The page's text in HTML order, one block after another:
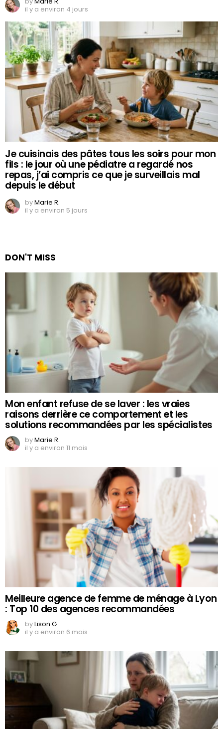
il y a environ 4 jours
Je cuisinais des pâtes tous les soirs pour mon
fils : le jour où une pédiatre a regardé nos
repas, j’ai compris ce que je surveillais mal
depuis le début
byMarie R.
il y a environ 5 jours
DON'T MISS
Mon enfant refuse de se laver : les vraies
raisons derrière ce comportement et les
solutions recommandées par les spécialistes
byMarie R.
il y a environ 11 mois
Meilleure agence de femme de ménage à Lyon
: Top 10 des agences recommandées
byLison G
il y a environ 6 mois